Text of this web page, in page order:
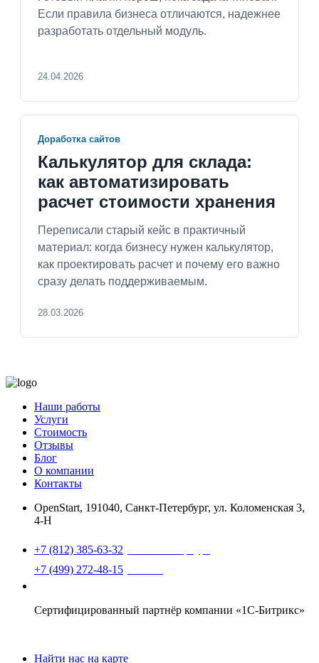
Если правила бизнеса отличаются, надежнее
разработать отдельный модуль.
24.04.2026
Доработка сайтов
Калькулятор для склада:
как автоматизировать
расчет стоимости хранения
Переписали старый кейс в практичный
материал: когда бизнесу нужен калькулятор,
как проектировать расчет и почему его важно
сразу делать поддерживаемым.
28.03.2026
Наши работы
Услуги
Стоимость
Отзывы
Блог
О компании
Контакты
OpenStart, 191040, Санкт-Петербург, ул. Коломенская 3,
4-Н
+7 (812) 385-63-32
+7 (499) 272-48-15
Сертифицированный партнёр компании «1С-Битрикс»
Найти нас на карте